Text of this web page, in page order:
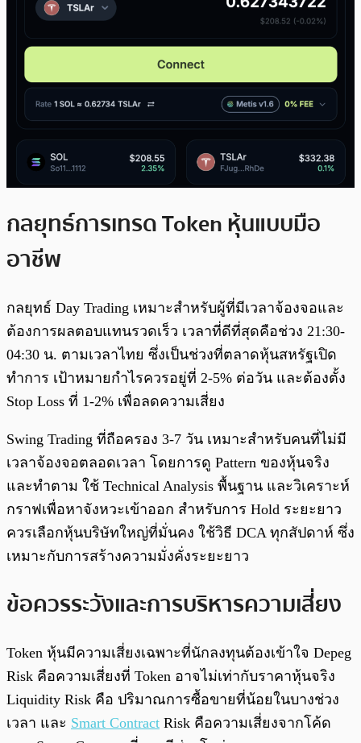
กลยุทธ์การเทรด Token หุ้นแบบมือ
อาชีพ
กลยุทธ์ Day Trading เหมาะสำหรับผู้ที่มีเวลาจ้องจอและ
ต้องการผลตอบแทนรวดเร็ว เวลาที่ดีที่สุดคือช่วง 21:30-
04:30 น. ตามเวลาไทย ซึ่งเป็นช่วงที่ตลาดหุ้นสหรัฐเปิด
ทำการ เป้าหมายกำไรควรอยู่ที่ 2-5% ต่อวัน และต้องตั้ง
Stop Loss ที่ 1-2% เพื่อลดความเสี่ยง
Swing Trading ที่ถือครอง 3-7 วัน เหมาะสำหรับคนที่ไม่มี
เวลาจ้องจอตลอดเวลา โดยการดู Pattern ของหุ้นจริง
และทำตาม ใช้ Technical Analysis พื้นฐาน และวิเคราะห์
กราฟเพื่อหาจังหวะเข้าออก สำหรับการ Hold ระยะยาว
ควรเลือกหุ้นบริษัทใหญ่ที่มั่นคง ใช้วิธี DCA ทุกสัปดาห์ ซึ่ง
เหมาะกับการสร้างความมั่งคั่งระยะยาว
ข้อควรระวังและการบริหารความเสี่ยง
Token หุ้นมีความเสี่ยงเฉพาะที่นักลงทุนต้องเข้าใจ Depeg
Risk คือความเสี่ยงที่ Token อาจไม่เท่ากับราคาหุ้นจริง
Liquidity Risk คือ ปริมาณการซื้อขายที่น้อยในบางช่วง
เวลา และ Smart Contract Risk คือความเสี่ยงจากโค้ด